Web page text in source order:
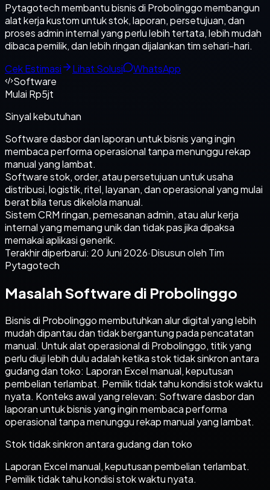
Pytagotech membantu bisnis di Probolinggo membangun
alat kerja kustom untuk stok, laporan, persetujuan, dan
proses admin internal yang perlu lebih tertata, lebih mudah
dibaca pemilik, dan lebih ringan dijalankan tim sehari-hari.
Cek Estimasi
Lihat Solusi
WhatsApp
Software
Mulai Rp5jt
Sinyal kebutuhan
Software dasbor dan laporan untuk bisnis yang ingin
membaca performa operasional tanpa menunggu rekap
manual yang lambat.
Software stok, order, atau persetujuan untuk usaha
distribusi, logistik, ritel, layanan, dan operasional yang mulai
berat bila terus dikelola manual.
Sistem CRM ringan, pemesanan admin, atau alur kerja
internal yang memang unik dan tidak pas jika dipaksa
memakai aplikasi generik.
Terakhir diperbarui: 20 Juni 2026·Disusun oleh Tim
Pytagotech
Masalah Software di Probolinggo
Bisnis di Probolinggo membutuhkan alur digital yang lebih
mudah dipantau dan tidak bergantung pada pencatatan
manual. Untuk alat operasional di Probolinggo, titik yang
perlu diuji lebih dulu adalah ketika stok tidak sinkron antara
gudang dan toko: Laporan Excel manual, keputusan
pembelian terlambat. Pemilik tidak tahu kondisi stok waktu
nyata. Konteks awal yang relevan: Software dasbor dan
laporan untuk bisnis yang ingin membaca performa
operasional tanpa menunggu rekap manual yang lambat.
Stok tidak sinkron antara gudang dan toko
Laporan Excel manual, keputusan pembelian terlambat.
Pemilik tidak tahu kondisi stok waktu nyata.